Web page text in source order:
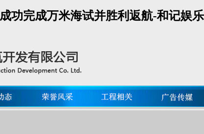
功完成万米海试并胜利返航-和记娱